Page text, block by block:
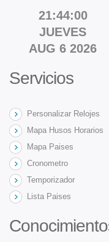
21:44:00
JUEVES
AUG 6 2026
Servicios
Personalizar Relojes
Mapa Husos Horarios
Mapa Paises
Cronometro
Temporizador
Lista Paises